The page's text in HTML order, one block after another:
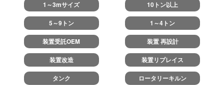
1～3mサイズ 10トン以上
5～9トン 1～4トン
装置受託OEM 装置 再設計
装置改造 装置リプレイス
タンク ロータリーキルン